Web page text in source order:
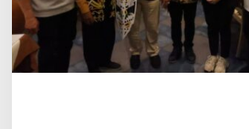
,
B
e
r
h